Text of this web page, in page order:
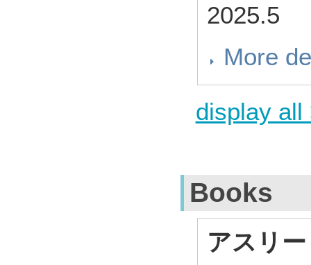
2025.5
More
display all
Books
アスリ